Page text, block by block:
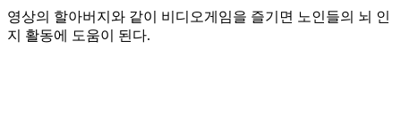
영상의 할아버지와 같이 비디오게임을 즐기면 노인들의 뇌 인
지 활동에 도움이 된다.